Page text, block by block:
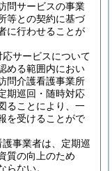
問サービスの事業
等との契約に基づ
に行わせることが
サービスについて
める範囲内におい
問介護看護事業所
期巡回・随時対応
ることにより、一
を受けることがで
事業者は、定期巡
質の向上のため
らない。